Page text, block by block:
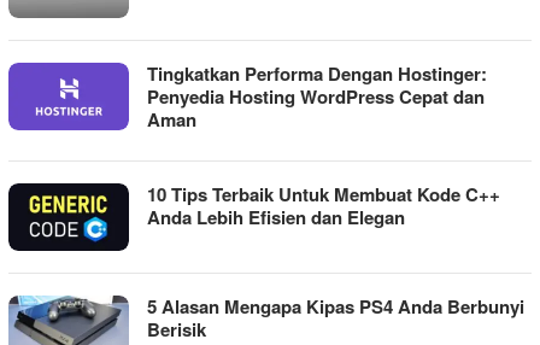
Tingkatkan Performa Dengan Hostinger:
Penyedia Hosting WordPress Cepat dan
Aman
10 Tips Terbaik Untuk Membuat Kode C++
Anda Lebih Efisien dan Elegan
5 Alasan Mengapa Kipas PS4 Anda Berbunyi
Berisik